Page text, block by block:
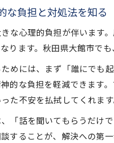
な負担と対処法を知る
な心理的負担が伴います
ります。秋田県大館市で
めには、まず「誰にでも
的な負担を軽減できます
た不安を払拭してくれます
「話を聞いてもらうだけ
することが、解決への第一